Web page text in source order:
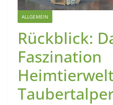
ALLGEMEIN
Rückblick:
Faszination